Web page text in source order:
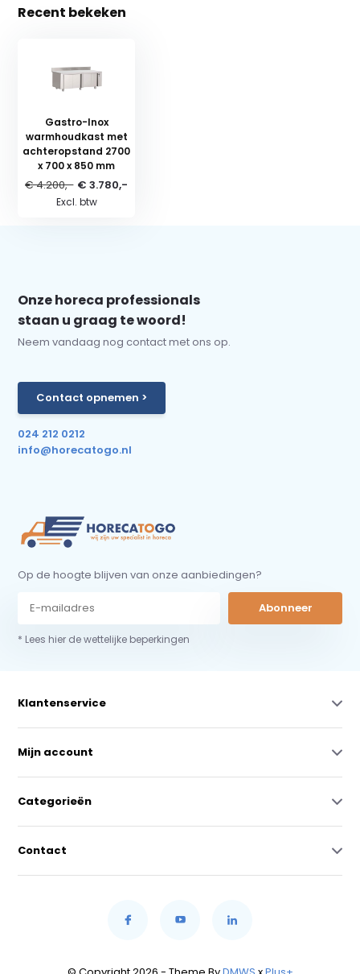
Recent bekeken
Gastro-Inox
warmhoudkast met
achteropstand 2700
x 700 x 850 mm
€ 4.200,- € 3.780,-
Excl. btw
Onze horeca professionals
staan u graag te woord!
Neem vandaag nog contact met ons op.
Contact opnemen >
024 212 0212
info@horecatogo.nl
Op de hoogte blijven van onze aanbiedingen?
Abonneer
* Lees hier de wettelijke beperkingen
Klantenservice
Mijn account
Categorieën
Contact